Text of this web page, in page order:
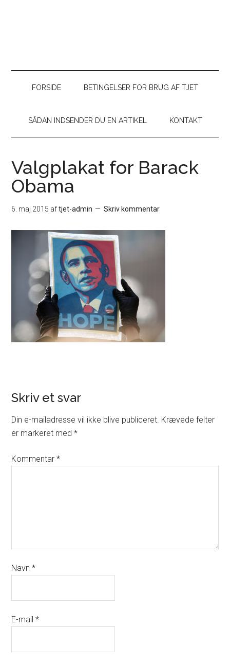
FORSIDE BETINGELSER FOR BRUG AF TJET
SÅDAN INDSENDER DU EN ARTIKEL KONTAKT
Valgplakat for Barack
Obama
6. maj 2015 aftjet-admin Skriv kommentar
Skriv et svar
Din e-mailadresse vil ikke blive publiceret. Krævede felter
er markeret med*
Kommentar*
Navn*
E-mail*